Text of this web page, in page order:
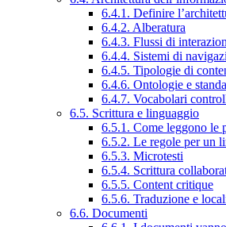
6.4.1. Definire
6.4.2. Alberatura
6.4.3. Flussi di
6.4.4. Sistemi di
6.4.5. Tipologie di
6.4.6. Ontologie e
6.4.7. Vocabolari
6.5. Scrittura e linguaggio
6.5.1. Come leggono le
6.5.2. Le regole per un
6.5.3. Microtesti
6.5.4. Scrittura
6.5.5. Content critique
6.5.6. Traduzione e
6.6. Documenti